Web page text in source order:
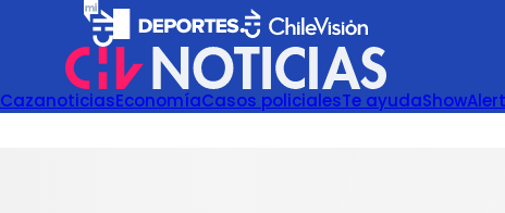
CazanoticiasEconomíaCasos policialesTe ayudaShow